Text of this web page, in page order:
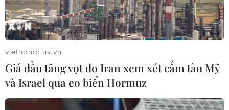
#Cảnh báo bão
#Thời tiết nguy hiểm
#Giảm nhẹ thiên tai
#Khí tượng thủy văn
Theo dõi VietnamPlus
vietnamplus.vn
Giá dầu tăng vọt do Iran xem xét cấm tàu Mỹ
và Israel qua eo biển Hormuz